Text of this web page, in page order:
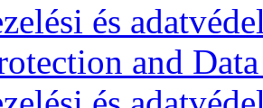
és
and